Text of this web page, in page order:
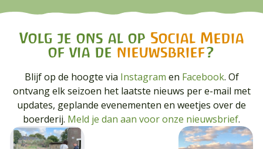
Volg je ons al op Social Media
of via de nieuwsbrief?
Blijf op de hoogte via Instagram en Facebook. Of
ontvang elk seizoen het laatste nieuws per e-mail met
updates, geplande evenementen en weetjes over de
boerderij. Meld je dan aan voor onze nieuwsbrief.